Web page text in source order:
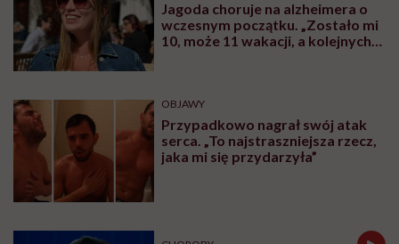
Jagoda choruje na alzheimera o
wczesnym początku. „Zostało mi
10, może 11 wakacji, a kolejnych
OBJAWY
Przypadkowo nagrał swój atak
serca. „To najstraszniejsza rzecz,
jaka mi się przydarzyła”